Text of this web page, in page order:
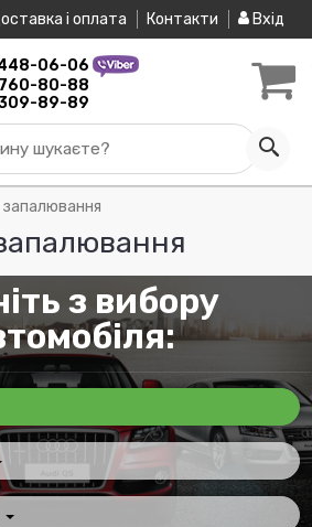
і оплата Контакти Вхід
06-06
760-80-88
89-89
шукаєте?
з вибору